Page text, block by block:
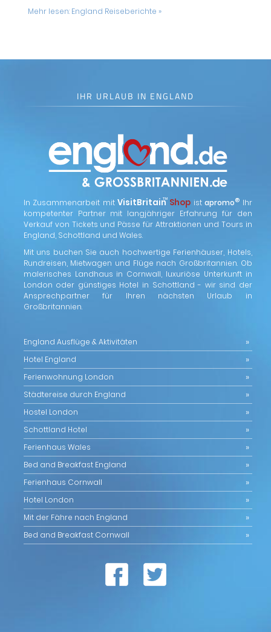
Mehr lesen: England Reiseberichte »
IHR URLAUB IN ENGLAND
In Zusammenarbeit mitVisitBritain
™ Shop istapromo® Ihr
kompetenter Partner mit langjähriger Erfahrung für den
Verkauf von Tickets und Pässe für Attraktionen und Tours in
England, Schottland und Wales.
Mit uns buchen Sie auch hochwertige Ferienhäuser, Hotels,
Rundreisen, Mietwagen und Flüge nach Großbritannien. Ob
malerisches Landhaus in Cornwall, luxuriöse Unterkunft in
London oder günstiges Hotel in Schottland - wir sind der
Ansprechpartner für Ihren nächsten Urlaub in
Großbritannien.
England Ausflüge & Aktivitäten
Hotel England
Ferienwohnung London
Städtereise durch England
Hostel London
Schottland Hotel
Ferienhaus Wales
Bed and Breakfast England
Ferienhaus Cornwall
Hotel London
Mit der Fähre nach England
Bed and Breakfast Cornwall